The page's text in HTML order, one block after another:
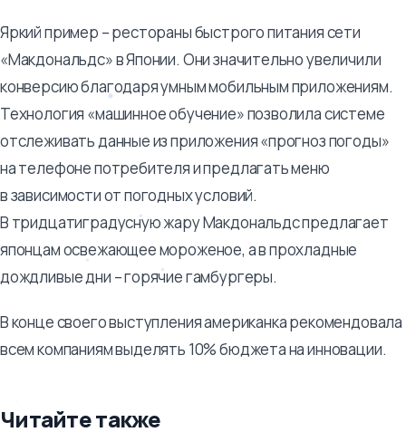
Яркий пример – рестораны быстрого питания сети
«Макдональдс» в Японии. Они значительно увеличили
конверсию благодаря умным мобильным приложениям.
Технология «машинное обучение» позволила системе
отслеживать данные из приложения «прогноз погоды»
на телефоне потребителя и предлагать меню
в зависимости от погодных условий.
В тридцатиградусную жару Макдональдс предлагает
японцам освежающее мороженое, а в прохладные
дождливые дни – горячие гамбургеры.
В конце своего выступления американка рекомендовала
всем компаниям выделять 10% бюджета на инновации.
Читайте также